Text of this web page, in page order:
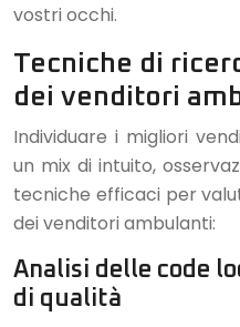
vostri occhi.
Tecniche di
dei venditori
Individuare i migliori
un mix di intuito,
tecniche efficaci per
dei venditori ambulanti:
Analisi delle code
di qualità